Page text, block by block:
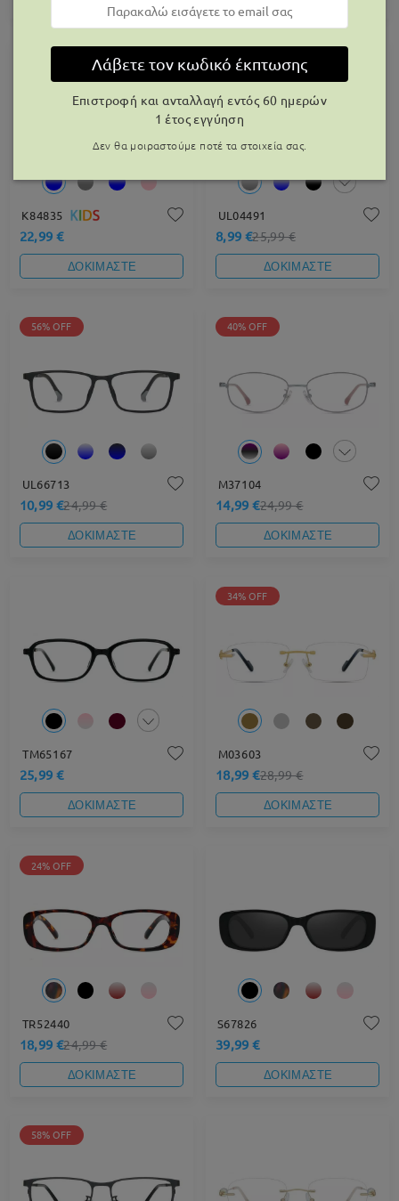
K84835
22,99 €
ΔΟΚΙΜΑΣΤΕ
65% OFF
UL04491
8,99 €25,99 €
ΔΟΚΙΜΑΣΤΕ
56% OFF
UL66713
10,99 €24,99 €
ΔΟΚΙΜΑΣΤΕ
40% OFF
M37104
14,99 €24,99 €
ΔΟΚΙΜΑΣΤΕ
TM65167
25,99 €
ΔΟΚΙΜΑΣΤΕ
34% OFF
M03603
18,99 €28,99 €
ΔΟΚΙΜΑΣΤΕ
24% OFF
TR52440
18,99 €24,99 €
ΔΟΚΙΜΑΣΤΕ
S67826
39,99 €
ΔΟΚΙΜΑΣΤΕ
58% OFF
Λάβετε τον κωδικό έκπτωσης
Επιστροφή και ανταλλαγή εντός 60 ημερών
1 έτος εγγύηση
Δεν θα μοιραστούμε ποτέ τα στοιχεία σας.